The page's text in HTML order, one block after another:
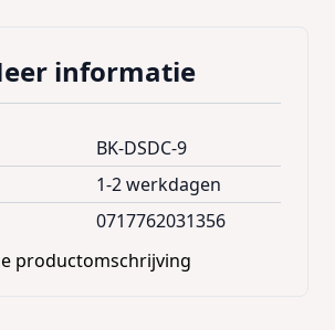
informatie
BK-DSDC-9
1-2 werkdagen
0717762031356
productomschrijving